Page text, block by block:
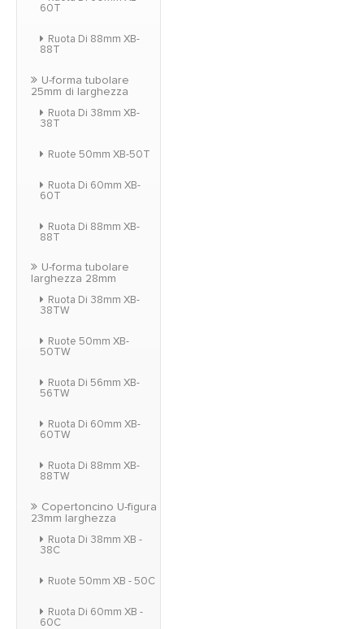
60T
Ruota Di 88mm XB-
88T
U-forma tubolare
25mm di larghezza
Ruota Di 38mm XB-
38T
Ruote 50mm XB-50T
Ruota Di 60mm XB-
60T
Ruota Di 88mm XB-
88T
U-forma tubolare
larghezza 28mm
Ruota Di 38mm XB-
38TW
Ruote 50mm XB-
50TW
Ruota Di 56mm XB-
56TW
Ruota Di 60mm XB-
60TW
Ruota Di 88mm XB-
88TW
Copertoncino U-figura
23mm larghezza
Ruota Di 38mm XB -
38C
Ruote 50mm XB - 50C
Ruota Di 60mm XB -
60C